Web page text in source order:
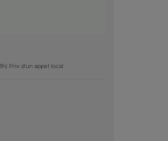
Prix d'un appel local